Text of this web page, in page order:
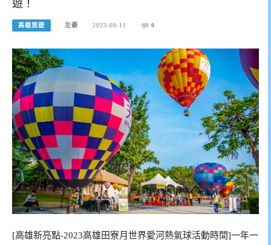
遊！
高雄旅遊 左豪 2023-09-11 0
[高雄新亮點-2023高雄田寮月世界愛河熱氣球活動時間]一年一